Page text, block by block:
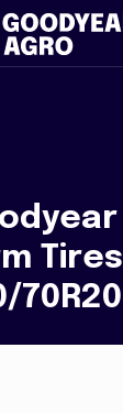
Tires
70R20